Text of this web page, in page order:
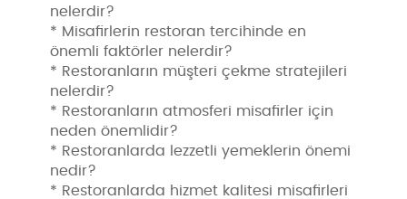
nelerdir?
* Misafirlerin restoran tercihinde en
önemli faktörler nelerdir?
* Restoranların müşteri çekme stratejileri
nelerdir?
* Restoranların atmosferi misafirler için
neden önemlidir?
* Restoranlarda lezzetli yemeklerin önemi
nedir?
* Restoranlarda hizmet kalitesi misafirleri